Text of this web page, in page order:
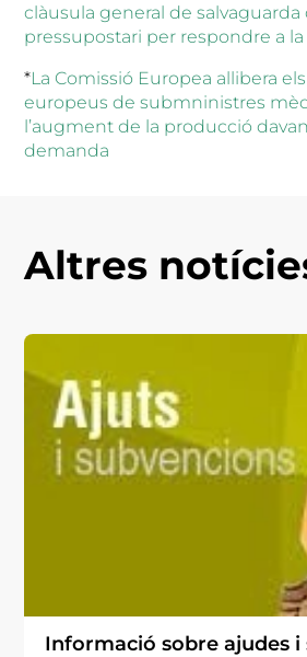
clàusula general de salvaguarda
pressupostari per respondre a
*La Comissió Europea allibera
europeus de submninistres
l’augment de la producció
demanda
Altres
Informació sobre ajudes i